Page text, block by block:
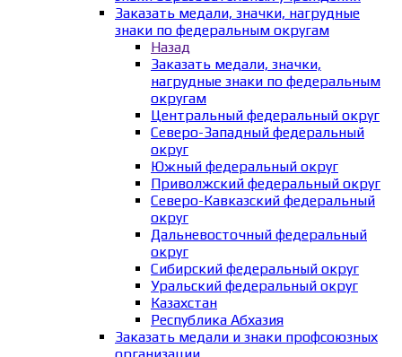
Заказать медали, значки, нагрудные
знаки по федеральным округам
Назад
Заказать медали, значки,
нагрудные знаки по федеральным
округам
Центральный федеральный округ
Северо-Западный федеральный
округ
Южный федеральный округ
Приволжский федеральный округ
Северо-Кавказский федеральный
округ
Дальневосточный федеральный
округ
Сибирский федеральный округ
Уральский федеральный округ
Казахстан
Республика Абхазия
Заказать медали и знаки профсоюзных